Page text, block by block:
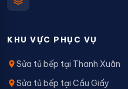
KHU VỰC PHỤC VỤ
Sửa tủ bếp tại Thanh Xuân
Sửa tủ bếp tại Cầu Giấy